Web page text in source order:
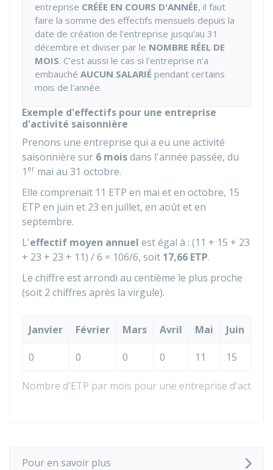
entreprise CRÉÉE EN COURS D'ANNÉE, il faut
faire la somme des effectifs mensuels depuis la
date de création de l'entreprise jusqu'au 31
décembre et diviser par le NOMBRE RÉEL DE
MOIS. C'est aussi le cas si l'entreprise n'a
embauché AUCUN SALARIÉ pendant certains
mois de l'année.
Exemple d'effectifs pour une entreprise
d'activité saisonnière
Prenons une entreprise qui a eu une activité
saisonnière sur 6 moisdans l'année passée, du
1 er mai au 31 octobre.
Elle comprenait 11 ETP en mai et en octobre, 15
ETP en juin et 23 en juillet, en août et en
septembre.
L'effectif moyen annuel est égal à : (11 + 15 + 23
+ 23 + 23 + 11) / 6 = 106/6, soit 17,66 ETP.
Le chiffre est arrondi au centième le plus proche
(soit 2 chiffres après la virgule).
Nombre d'ETP par mois pour une entreprise
Janvier Février Mars Avril Mai Juin
0 0 0 0 11 15
Pour en savoir plus